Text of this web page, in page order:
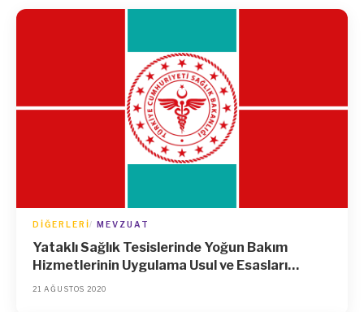
DIĞERLERI MEVZUAT
Yataklı Sağlık Tesislerinde Yoğun Bakım
Hizmetlerinin Uygulama Usul ve Esasları
Hakkında Tebliğde Değişiklik Yapılmasına Dair
21 AĞUSTOS 2020